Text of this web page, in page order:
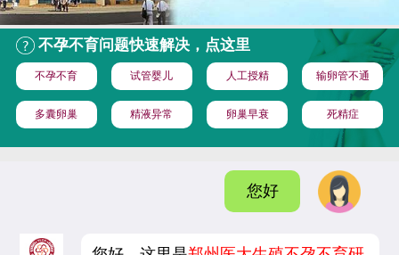
不孕不育问题快速解决，点这里
不孕不育 试管婴儿 人工授精 输卵管不通
多囊卵巢 精液异常 卵巢早衰 死精症
您好